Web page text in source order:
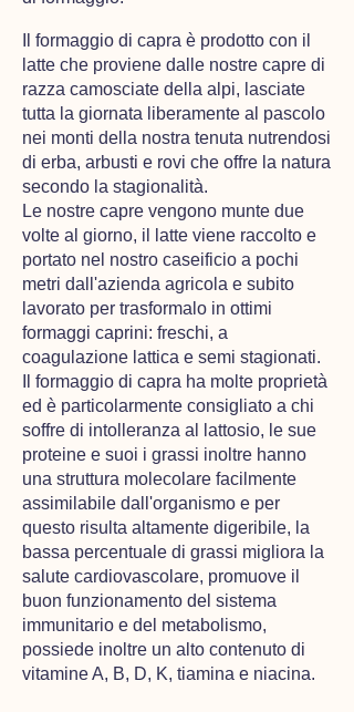
Il ​formaggio ​di capra ​è prodotto con il
latte che proviene dalle nostre capre di
razza camosciate della alpi, lasciate
tutta la giornata liberamente al pascolo
nei monti della nostra tenuta nutrendosi
di erba, arbusti e rovi​​ che offre la natura
secondo la stagionalità.
Le nostre capre vengono munte due
volte al giorno, il latte viene raccolto e
portato nel nostro caseificio a pochi
metri dall'azienda agricola e subito
lavorato per trasformalo in ottimi
formaggi caprini: freschi, a
coagulazione lattica e semi stagionati.
Il formaggio di capra ha molte proprietà
ed è ​particolarmente consigliato a chi
soffre di intolleranza al lattosio, le sue
proteine e suoi i grassi in​oltre ​hanno
una struttura molecolare facilmente
assimilabile dall'organismo e per
questo risulta altamente digeribile​, ​la ​
bassa​​​ percentuale di grassi migliora la
salute cardiovascolare, promuove il
buon funzionamento del sistema
immunitario​ e del metabolismo​,​
possiede inoltre un alto contenuto di
vitamine A, B, D, K, tiamina e niacina.​